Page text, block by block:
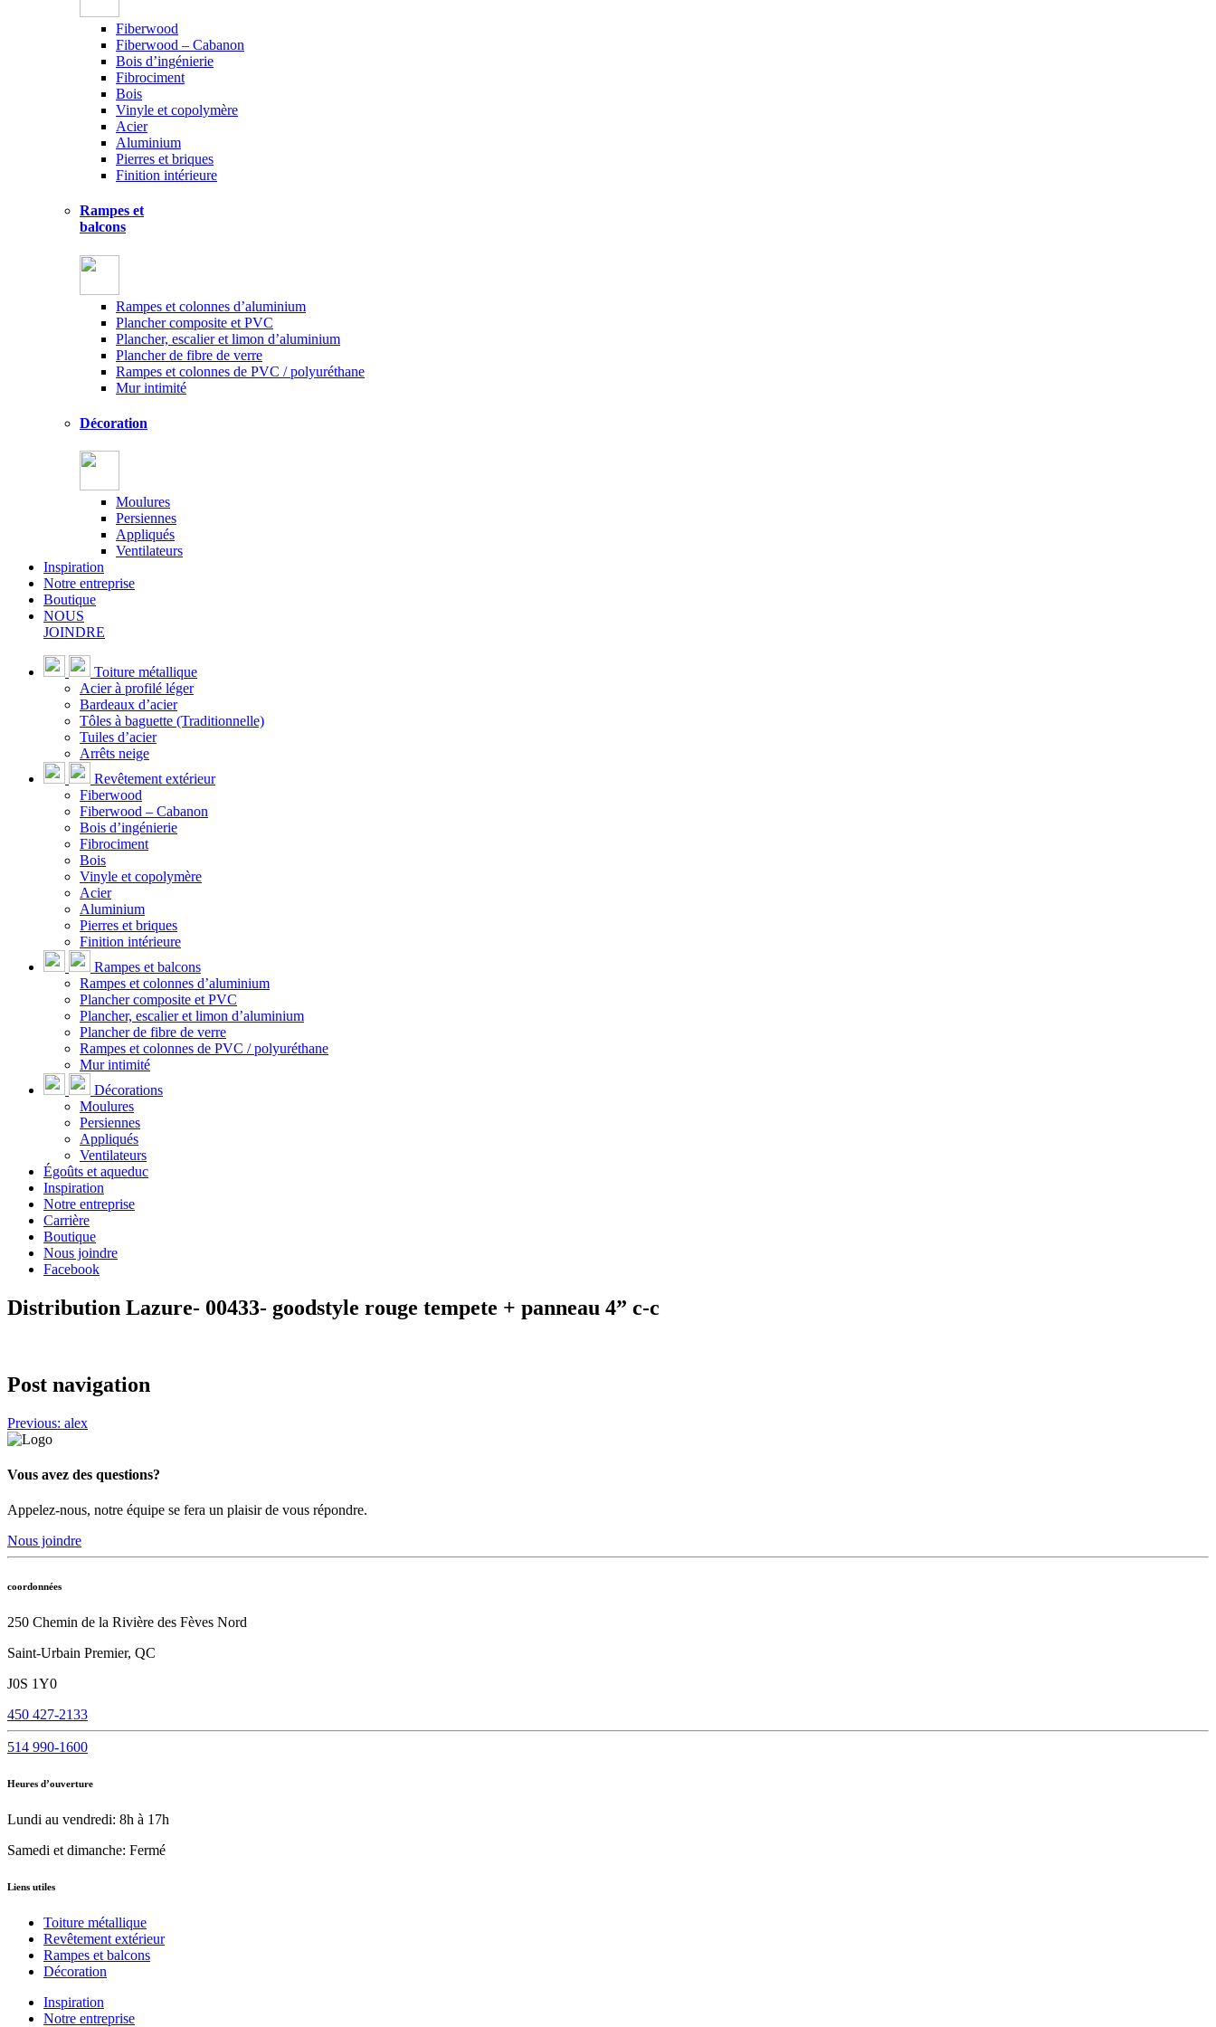
Fiberwood
Fiberwood – Cabanon
Bois d’ingénierie
Fibrociment
Bois
Vinyle et copolymère
Acier
Aluminium
Pierres et briques
Finition intérieure
Rampes et
balcons
Rampes et colonnes d’aluminium
Plancher composite et PVC
Plancher, escalier et limon d’aluminium
Plancher de fibre de verre
Rampes et colonnes de PVC / polyuréthane
Mur intimité
Décoration
Moulures
Persiennes
Appliqués
Ventilateurs
Inspiration
Notre entreprise
Boutique
NOUS
JOINDRE
Toiture métallique
Acier à profilé léger
Bardeaux d’acier
Tôles à baguette (Traditionnelle)
Tuiles d’acier
Arrêts neige
Revêtement extérieur
Fiberwood
Fiberwood – Cabanon
Bois d’ingénierie
Fibrociment
Bois
Vinyle et copolymère
Acier
Aluminium
Pierres et briques
Finition intérieure
Rampes et balcons
Rampes et colonnes d’aluminium
Plancher composite et PVC
Plancher, escalier et limon d’aluminium
Plancher de fibre de verre
Rampes et colonnes de PVC / polyuréthane
Mur intimité
Décorations
Moulures
Persiennes
Appliqués
Ventilateurs
Égoûts et aqueduc
Inspiration
Notre entreprise
Carrière
Boutique
Nous joindre
Facebook
Distribution Lazure- 00433- goodstyle rouge tempete + panneau 4” c-c
Post navigation
Previous: alex
Vous avez des questions?
Appelez-nous, notre équipe se fera un plaisir de vous répondre.
Nous joindre
coordonnées
250 Chemin de la Rivière des Fèves Nord
Saint-Urbain Premier, QC
J0S 1Y0
450 427-2133
514 990-1600
Heures d’ouverture
Lundi au vendredi: 8h à 17h
Samedi et dimanche: Fermé
Liens utiles
Toiture métallique
Revêtement extérieur
Rampes et balcons
Décoration
Inspiration
Notre entreprise